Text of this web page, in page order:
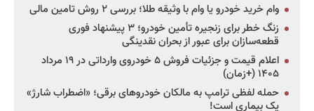
وام خرید خودرو یا وام با وثیقه طلا؛ بررسی ۲ روش تامین مالی
زنگ خطر برای زنجیره تأمین خودرو؛ ۳ پیشنهاد فوری
قطعه‌سازان برای عبور از بحران نقدینگی
اعلام قیمت و جزئیات فروش ۵ خودروی وارداتی در ۱۹ مرداد
۱۴۰۵ (+زمان)
حمله لفظی ترامپ به مالکان خودروهای برقی؛ «اضطراب شارژ»
یک بیماری است!